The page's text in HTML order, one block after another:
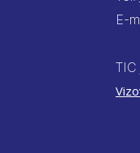
E-
TIC